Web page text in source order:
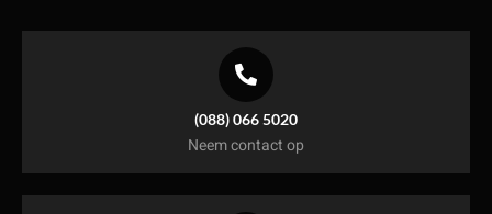
(088) 066 5020
Neem contact op